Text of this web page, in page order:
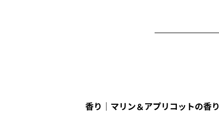
香り｜マリン＆アプリコットの香り